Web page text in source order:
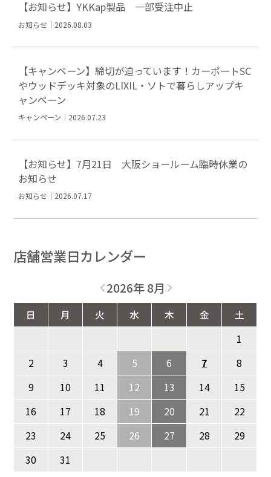
【お知らせ】YKKap製品 一部受注中止
お知らせ｜2026.08.03
【キャンペーン】締切が迫っています！カーポートSC
やウッドデッキ対象のLIXIL・ソトで暮らしアップキ
ャンペーン
キャンペーン｜2026.07.23
【お知らせ】7月21日 大阪ショールーム臨時休業の
お知らせ
お知らせ｜2026.07.17
店舗営業日カレンダー
2026年 8月
日 月 火 水 木 金
土
1
2
3 4 5 6 7
8
9
10 11 12 13 14
15
16
17 18 19 20 21
22
23
24 25 26 27 28
29
30
31